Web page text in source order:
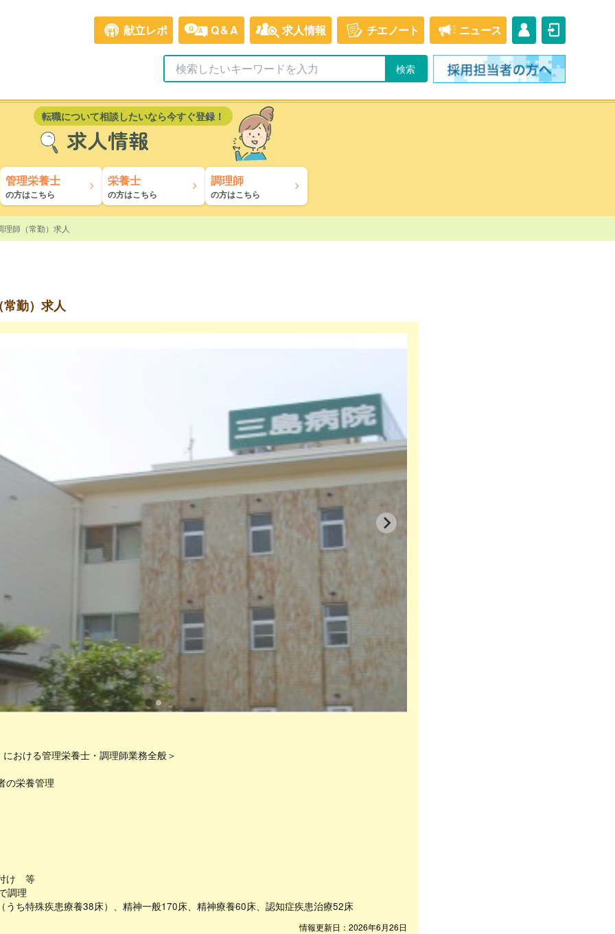
献立レポ Q&A 求人情報 チエノート ニュース
転職について相談したいなら今すぐ登録！
求人情報
管理栄養士
の方はこちら
栄養士
の方はこちら
調理師
の方はこちら
理師（常勤）求人
勤）求人
おける管理栄養士・調理師業務全般＞
の栄養管理
付け 等
調理
うち特殊疾患療養38床）、精神一般170床、精神療養60床、認知症疾患治療52床
情報更新日：2026年6月26日